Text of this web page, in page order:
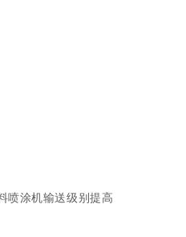
喷涂机输送级别提高